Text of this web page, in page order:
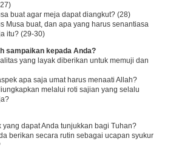
buat agar meja dapat diangkut? (28)
Musa buat, dan apa yang harus senantiasa
itu? (29-30)
sampaikan kepada Anda?
yang layak diberikan untuk memuji dan
apa saja umat harus menaati Allah?
melalui roti sajian yang selalu
yang dapat Anda tunjukkan bagi Tuhan?
berikan secara rutin sebagai ucapan syukur